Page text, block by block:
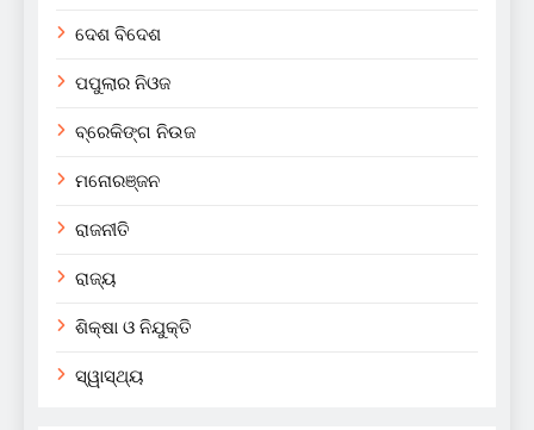
ଦେଶ ବିଦେଶ
ପପୁଲାର ନିଓଜ
ବ୍ରେକିଙ୍ଗ ନିଉଜ
ମନୋରଞ୍ଜନ
ରାଜନୀତି
ରାଜ୍ୟ
ଶିକ୍ଷା ଓ ନିଯୁକ୍ତି
ସ୍ୱାସ୍ଥ୍ୟ